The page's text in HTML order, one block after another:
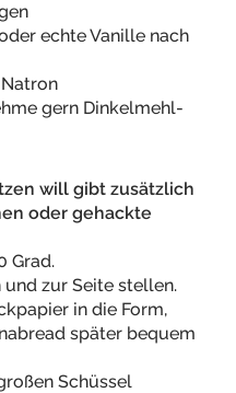
echte Vanille nach
gern Dinkelmehl-
will gibt zusätzlich
oder gehackte
Grad.
zur Seite stellen.
in die Form,
später bequem
Schüssel